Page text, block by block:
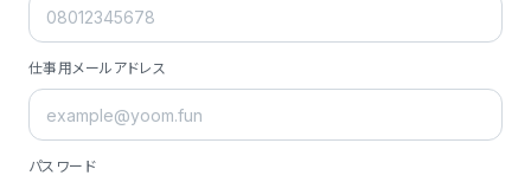
仕事用メールアドレス
パスワード